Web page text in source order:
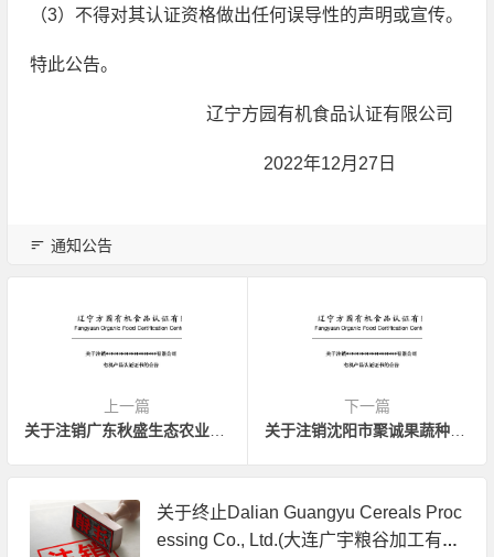
（3）不得对其认证资格做出任何误导性的声明或宣传。
特此公告。
辽宁方园有机食品认证有限公司
2022年12月27日
通知公告
上一篇
关于注销广东秋盛生态农业科技有限公司有机产品认证证书的公告
下一篇
关于注销沈阳市聚诚果蔬种植专业合作社有机产品认证证书的公告
关于终止Dalian Guangyu Cereals Proc
essing Co., Ltd.(大连广宇粮谷加工有限